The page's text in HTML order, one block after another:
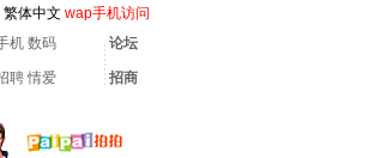
繁体中文 wap手机访问
机 数码 论坛
聘 情爱 招商